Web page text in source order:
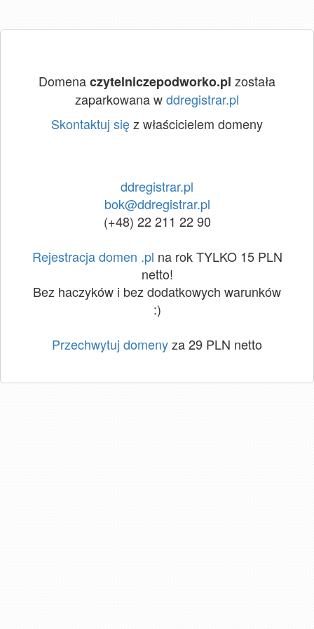
Domenaczytelniczepodworko.pl została
zaparkowana wddregistrar.pl
Skontaktuj sięz właścicielem domeny
ddregistrar.pl
bok@ddregistrar.pl
(+48) 22 211 22 90
Rejestracja domen .pl na rok TYLKO 15 PLN
netto!
Bez haczyków i bez dodatkowych warunków
:)
Przechwytuj domenyza 29 PLN netto